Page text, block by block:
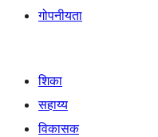
गोपनीयता
शिका
सहाय्य
विकासक